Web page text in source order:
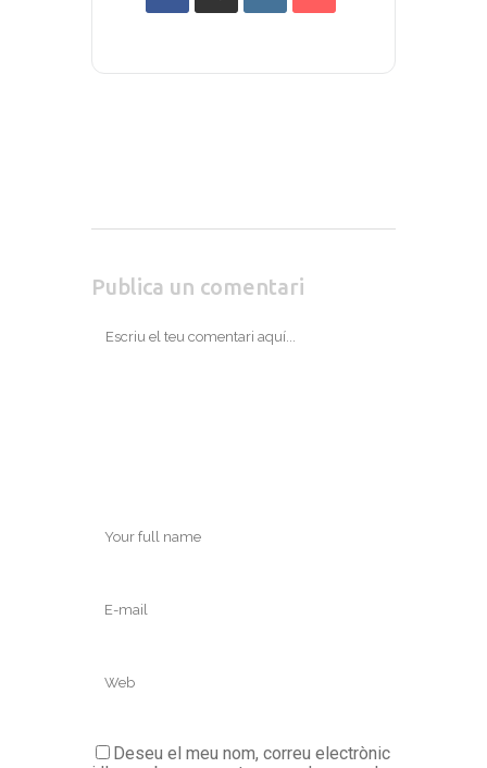
Publica un comentari
Deseu el meu nom, correu electrònic